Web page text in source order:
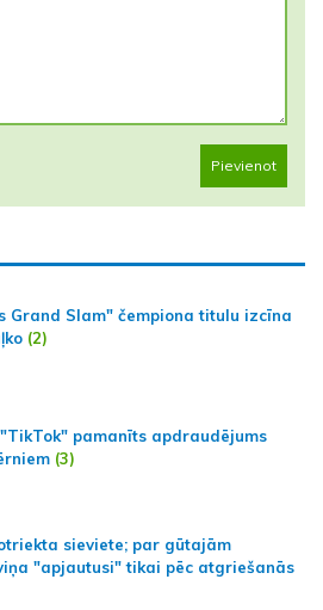
Pievienot
Grand Slam" čempiona titulu izcīna
(2)
pamanīts apdraudējums
(3)
sieviete; par gūtajām
"apjautusi" tikai pēc atgriešanās